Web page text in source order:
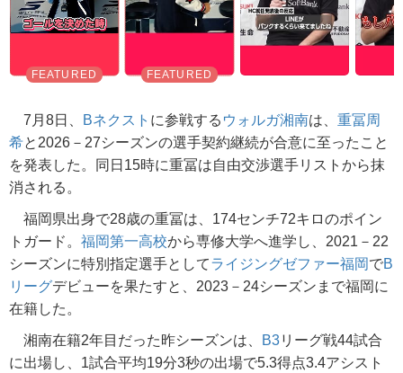
7月8日、 Bネクスト に参戦する ウォルガ湘南は、 重冨周
希と2026－27シーズンの選手契約継続が合意に至ったこと
を発表した。同日15時に重冨は自由交渉選手リストから抹
消される。
福岡県出身で28歳の重冨は、174センチ72キロのポイン
トガード。 福岡第一高校から専修大学へ進学し、2021－22
シーズンに特別指定選手としてライジングゼファー福岡でB
リーグデビューを果たすと、2023－24シーズンまで福岡に
在籍した。
湘南在籍2年目だった昨シーズンは、 B3リーグ戦44試合
に出場し、1試合平均19分3秒の出場で5.3得点3.4アシスト